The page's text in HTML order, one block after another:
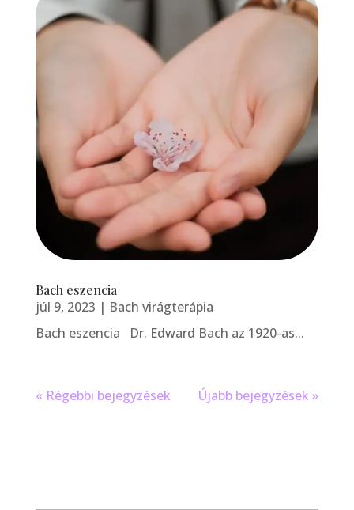
Bach eszencia
júl 9, 2023 | Bach virágterápia
Bach eszencia Dr. Edward Bach az 1920-as...
« Régebbi bejegyzések Újabb bejegyzések »